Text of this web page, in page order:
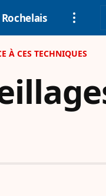
À CES TECHNIQUES